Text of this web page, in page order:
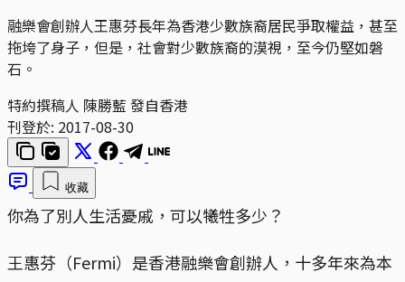
融樂會創辦人王惠芬長年為香港少數族裔居民爭取權益，甚至
拖垮了身子，但是，社會對少數族裔的漠視，至今仍堅如磐
石。
特約撰稿人 陳勝藍 發自香港
刊登於: 2017-08-30
收藏
你為了別人生活憂戚，可以犧牲多少？
王惠芬（Fermi）是香港融樂會創辦人，十多年來為本